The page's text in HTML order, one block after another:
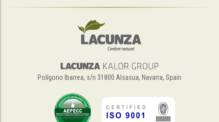
Polígono Ibarrea, s/n 31800 Alsasua, Navarra, Spain